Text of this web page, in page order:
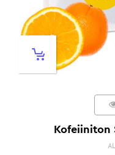
Kofeiiniton